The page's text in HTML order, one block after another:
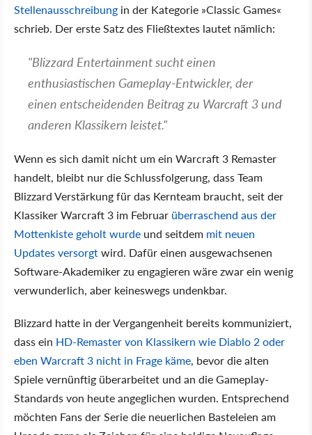
Stellenausschreibung in der Kategorie »Classic Games«
schrieb. Der erste Satz des Fließtextes lautet nämlich:
"Blizzard Entertainment sucht einen
enthusiastischen Gameplay-Entwickler, der
einen entscheidenden Beitrag zu Warcraft 3 und
anderen Klassikern leistet."
Wenn es sich damit nicht um ein Warcraft 3 Remaster
handelt, bleibt nur die Schlussfolgerung, dass Team
Blizzard Verstärkung für das Kernteam braucht, seit der
Klassiker Warcraft 3 im Februar überraschend aus der
Mottenkiste geholt wurde und seitdem mit neuen
Updates versorgtwird. Dafür einen ausgewachsenen
Software-Akademiker zu engagieren wäre zwar ein wenig
verwunderlich, aber keineswegs undenkbar.
Blizzard hatte in der Vergangenheit bereits kommuniziert,
dass ein HD-Remaster von Klassikern wie Diablo 2 oder
eben Warcraft 3 nicht in Frage käme, bevor die alten
Spiele vernünftig überarbeitet und an die Gameplay-
Standards von heute angeglichen wurden. Entsprechend
möchten Fans der Serie die neuerlichen Basteleien am